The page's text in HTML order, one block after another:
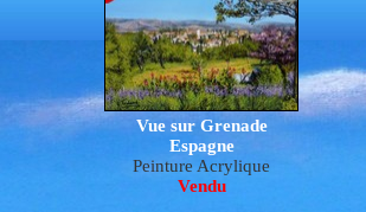
Vue sur Grenade
Espagne
Peinture Acrylique
Vendu